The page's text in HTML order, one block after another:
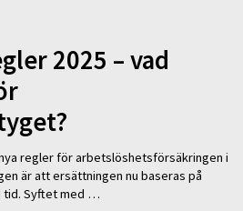
2025 – vad
regler för arbetslöshetsförsäkringen i
är att ersättningen nu baseras på
tid. Syftet med …